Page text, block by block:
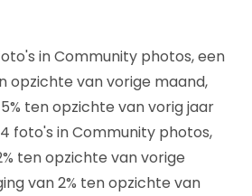
in Community photos, een
opzichte van vorige maand,
ten opzichte van vorig jaar
foto's in Community photos,
ten opzichte van vorige
van 2% ten opzichte van